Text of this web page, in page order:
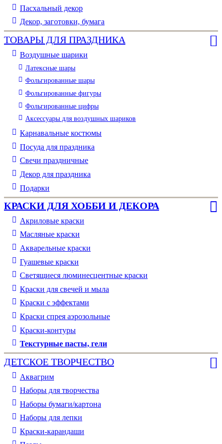
Пасхальный декор
Декор, заготовки, бумага
ТОВАРЫ ДЛЯ ПРАЗДНИКА
Воздушные шарики
Латексные шары
Фольгированные шары
Фольгированные фигуры
Фольгированные цифры
Аксессуары для воздушных шариков
Карнавальные костюмы
Посуда для праздника
Свечи праздничные
Декор для праздника
Подарки
КРАСКИ ДЛЯ ХОББИ И ДЕКОРА
Акриловые краски
Масляные краски
Акварельные краски
Гуашевые краски
Светящиеся люминесцентные краски
Краски для свечей и мыла
Краски с эффектами
Краски спрея аэрозольные
Краски-контуры
Текстурные пасты, гели
ДЕТСКОЕ ТВОРЧЕСТВО
Аквагрим
Наборы для творчества
Наборы бумаги/картона
Наборы для лепки
Краски-карандаши